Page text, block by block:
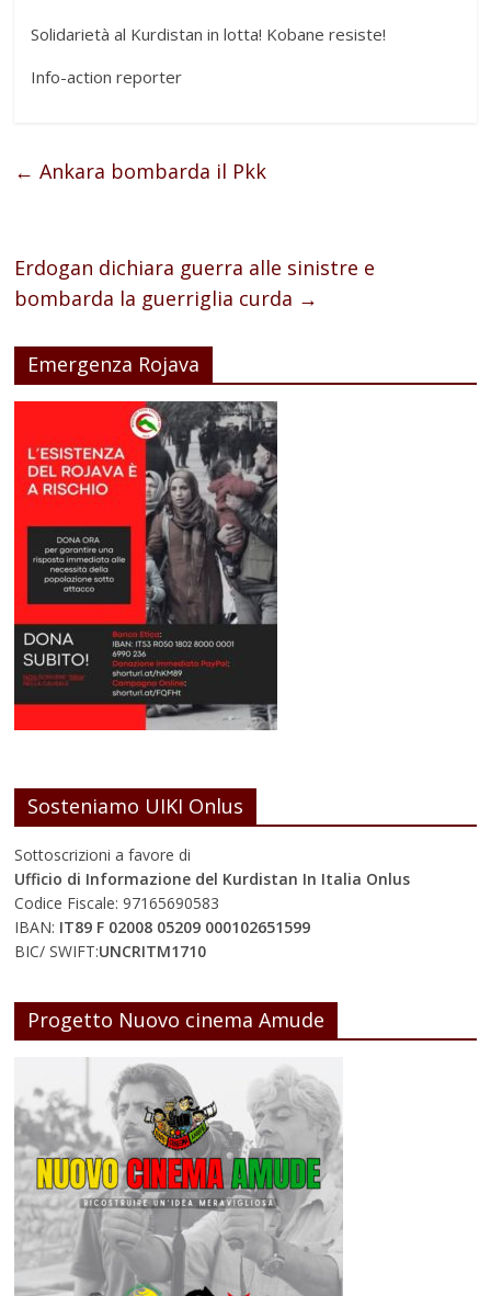
Solidarietà al Kurdistan in lotta! Kobane resiste!
Info-action reporter
← Ankara bombarda il Pkk
Erdogan dichiara guerra alle sinistre e
bombarda la guerriglia curda →
Emergenza Rojava
Sosteniamo UIKI Onlus
Sottoscrizioni a favore di
Ufficio di Informazione del Kurdistan In Italia Onlus
Codice Fiscale: 97165690583
IBAN: IT89 F 02008 05209 000102651599
BIC/ SWIFT:UNCRITM1710
Progetto Nuovo cinema Amude